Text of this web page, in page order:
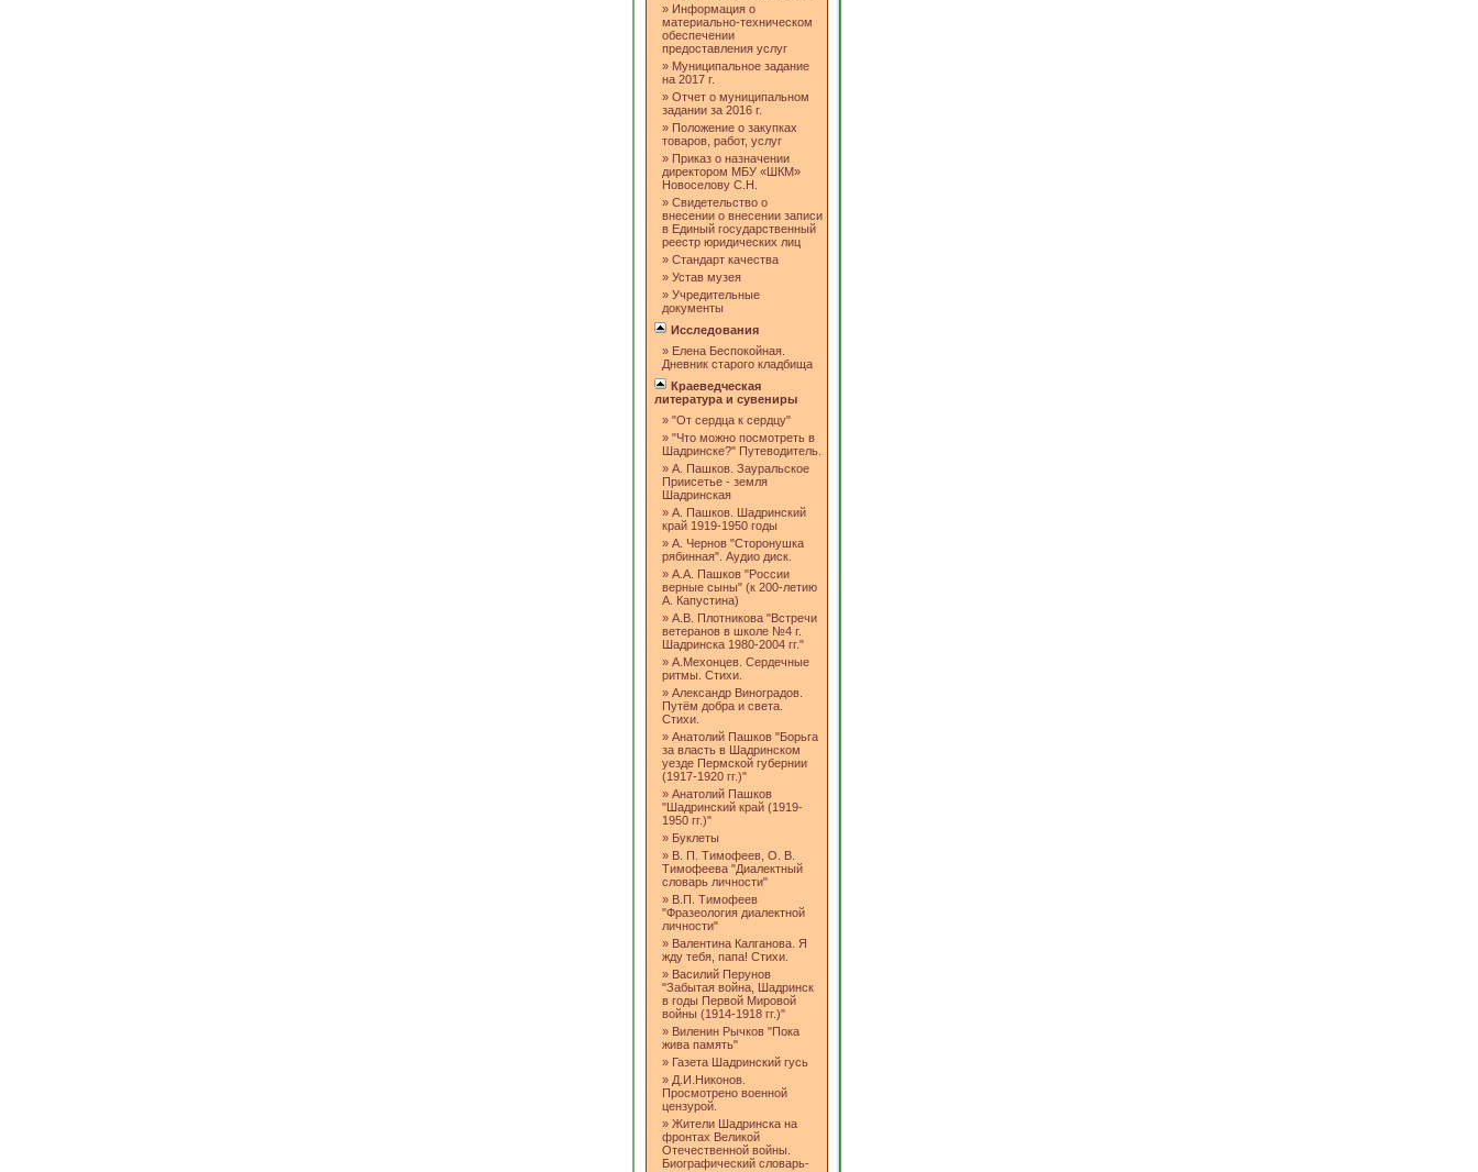
» Информация о
материально-техническом
обеспечении
предоставления услуг
» Муниципальное задание
на 2017 г.
» Отчет о муниципальном
задании за 2016 г.
» Положение о закупках
товаров, работ, услуг
» Приказ о назначении
директором МБУ «ШКМ»
Новоселову С.Н.
» Свидетельство о
внесении о внесении записи
в Единый государственный
реестр юридических лиц
» Стандарт качества
» Устав музея
» Учредительные
документы
Исследования
» Елена Беспокойная.
Дневник старого кладбища
Краеведческая
литература и сувениры
» "От сердца к сердцу"
» "Что можно посмотреть в
Шадринске?" Путеводитель.
» А. Пашков. Зауральское
Приисетье - земля
Шадринская
» А. Пашков. Шадринский
край 1919-1950 годы
» А. Чернов "Сторонушка
рябинная". Аудио диск.
» А.А. Пашков "России
верные сыны" (к 200-летию
А. Капустина)
» А.В. Плотникова "Встречи
ветеранов в школе №4 г.
Шадринска 1980-2004 гг."
» А.Мехонцев. Сердечные
ритмы. Стихи.
» Александр Виноградов.
Путём добра и света.
Стихи.
» Анатолий Пашков "Борьга
за власть в Шадринском
уезде Пермской губернии
(1917-1920 гг.)"
» Анатолий Пашков
"Шадринский край (1919-
1950 гг.)"
» Буклеты
» В. П. Тимофеев, О. В.
Тимофеева "Диалектный
словарь личности"
» В.П. Тимофеев
"Фразеология диалектной
личности"
» Валентина Калганова. Я
жду тебя, папа! Стихи.
» Василий Перунов
"Забытая война, Шадринск
в годы Первой Мировой
войны (1914-1918 гг.)"
» Виленин Рычков "Пока
жива память"
» Газета Шадринский гусь
» Д.И.Никонов.
Просмотрено военной
цензурой.
» Жители Шадринска на
фронтах Великой
Отечественной войны.
Биографический словарь-